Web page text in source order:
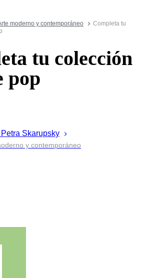
moderno y contemporáneo
Completa tu
tu colección
pop
Petra Skarupsky
y contemporáneo